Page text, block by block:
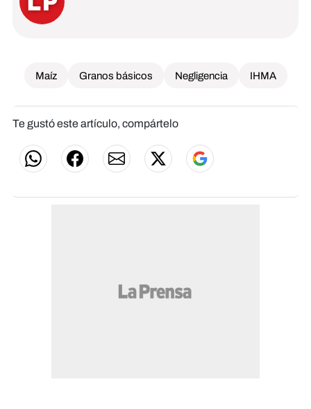
Maíz Granos básicos Negligencia IHMA
Te gustó este artículo, compártelo